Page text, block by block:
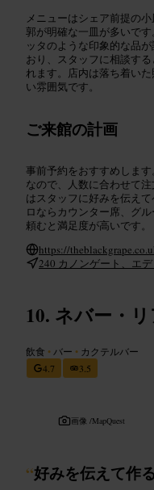
メニューはシェア前提の
郭が明確な一皿が多いで
ッタのような印象的な品
おり、スタッフに相談す
れます。店内は落ち着い
い雰囲気です。
ご来館の計画
事前予約をおすすめしま
なので、人数に合わせて
はスタッフに好みを伝え
ロならカウンター席、グ
頼むと満足度が高いです。
https://
240 カノンゲート、エ
ネバー・
飲食 • バー • カクテルバー
4.7
3.5
画像 /MapQuest
“好みを伝えて作